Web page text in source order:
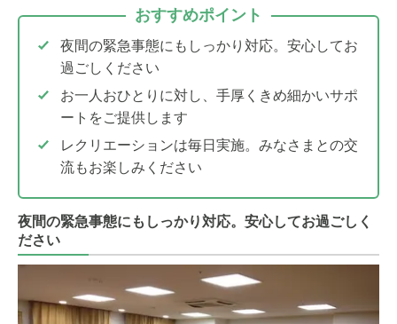
おすすめポイント
夜間の緊急事態にもしっかり対応。安心してお
過ごしください
お一人おひとりに対し、手厚くきめ細かいサポ
ートをご提供します
レクリエーションは毎日実施。みなさまとの交
流もお楽しみください
夜間の緊急事態にもしっかり対応。安心してお過ごしく
ださい